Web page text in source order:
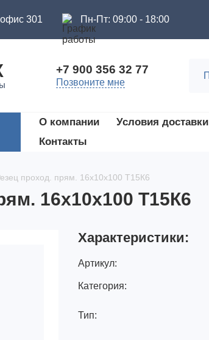
офис 301 Пн-Пт: 09:00 - 18:00
+7 900 356 32 77
Позвоните мне
О компании Условия доставки
Контакты
проход. прям. 16х10х100 Т15К6
16х10х100 Т15К6
Характеристики:
Артикул:
Категория:
Тип: